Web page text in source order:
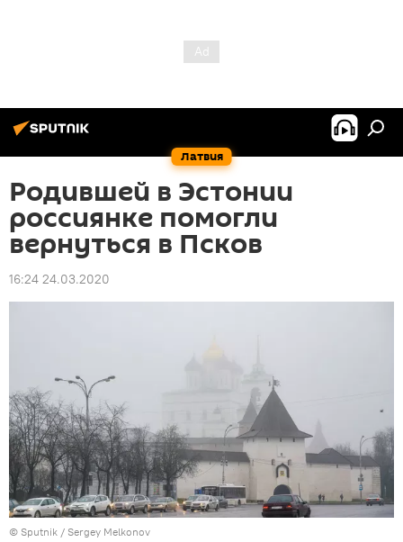
Латвия
Родившей в Эстонии
россиянке помогли
вернуться в Псков
16:24 24.03.2020
© Sputnik / Sergey Melkonov